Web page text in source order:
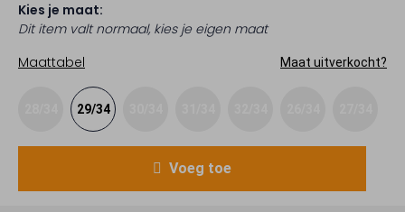
Kies je maat:
Dit item valt normaal, kies je eigen maat
Maattabel
Maat uitverkocht?
29/34
Voeg toe